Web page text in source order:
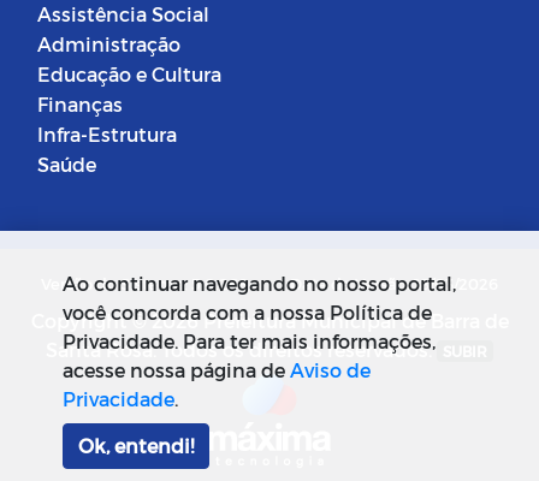
Assistência Social
Administração
Educação e Cultura
Finanças
Infra-Estrutura
Saúde
Versão do Sistema: 5.0.268 Data da Versão: 18/03/2026
Copyright © 2026 Prefeitura Municipal de Barra de
Santa Rosa. Todos os direitos reservados.
Ao continuar navegando no nosso portal,
você concorda com a nossa Política de
Privacidade. Para ter mais informações,
acesse nossa página deAviso de
Privacidade.
Ok, entendi!